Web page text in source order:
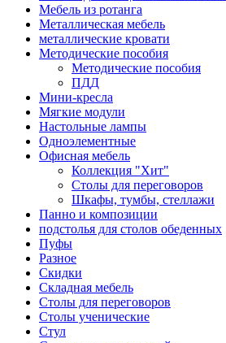
Мебель из ротанга
Металлическая мебель
металлические кровати
Методические пособия
Методические пособия
ПДД
Мини-кресла
Мягкие модули
Настольные лампы
Одноэлементные
Офисная мебель
Коллекция "Хит"
Столы для переговоров
Шкафы, тумбы, стеллажи
Панно и композиции
подстолья для столов обеденных
Пуфы
Разное
Скидки
Складная мебель
Столы для переговоров
Столы ученические
Стул